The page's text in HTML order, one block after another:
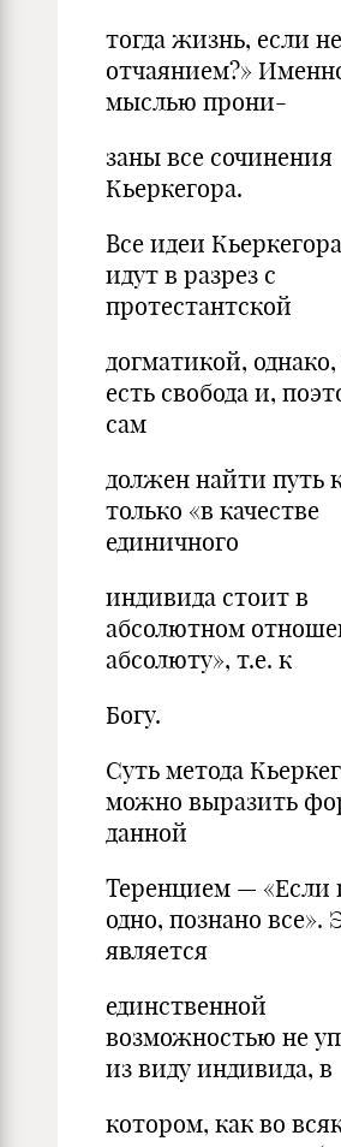
тогда жизнь, если не
отчаянием?»
мыслью прони-
заны все сочинения
Кьеркегора.
Все идеи
идут в разрез с
протестантской
догматикой,
есть свобода и,
сам
должен найти путь
только «в качестве
единичного
индивида стоит в
абсолютном
абсолюту», т.е. к
Богу.
Суть метода
можно выразить
данной
Теренцием — «Если
одно, познано все».
является
единственной
возможностью не
из виду индивида, в
котором, как во